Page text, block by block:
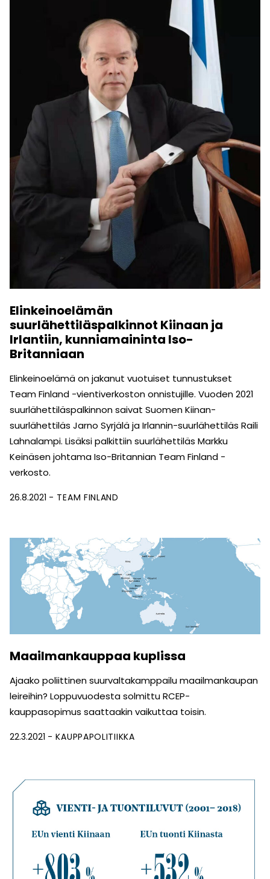
Elinkeinoelämän
suurlähettiläspalkinnot Kiinaan ja
Irlantiin, kunniamaininta Iso-
Britanniaan
Elinkeinoelämä on jakanut vuotuiset tunnustukset
Team Finland -vientiverkoston onnistujille. Vuoden 2021
suurlähettiläspalkinnon saivat Suomen Kiinan-
suurlähettiläs Jarno Syrjälä ja Irlannin-suurlähettiläs Raili
Lahnalampi. Lisäksi palkittiin suurlähettiläs Markku
Keinäsen johtama Iso-Britannian Team Finland -
verkosto.
26.8.2021 TEAM FINLAND
Maailmankauppaa kuplissa
Ajaako poliittinen suurvaltakamppailu maailmankaupan
leireihin? Loppuvuodesta solmittu RCEP-
kauppasopimus saattaakin vaikuttaa toisin.
22.3.2021 KAUPPAPOLITIIKKA